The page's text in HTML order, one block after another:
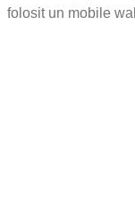
folosit un mobile